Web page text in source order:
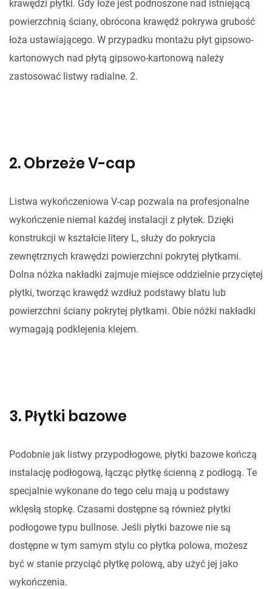
krawędzi płytki. Gdy łoże jest podnoszone nad istniejącą
powierzchnią ściany, obrócona krawędź pokrywa grubość
łoża ustawiającego. W przypadku montażu płyt gipsowo-
kartonowych nad płytą gipsowo-kartonową należy
zastosować listwy radialne. 2.
2. Obrzeże V-cap
Listwa wykończeniowa V-cap pozwala na profesjonalne
wykończenie niemal każdej instalacji z płytek. Dzięki
konstrukcji w kształcie litery L, służy do pokrycia
zewnętrznych krawędzi powierzchni pokrytej płytkami.
Dolna nóżka nakładki zajmuje miejsce oddzielnie przyciętej
płytki, tworząc krawędź wzdłuż podstawy blatu lub
powierzchni ściany pokrytej płytkami. Obie nóżki nakładki
wymagają podklejenia klejem.
3. Płytki bazowe
Podobnie jak listwy przypodłogowe, płytki bazowe kończą
instalację podłogową, łącząc płytkę ścienną z podłogą. Te
specjalnie wykonane do tego celu mają u podstawy
wklęsłą stopkę. Czasami dostępne są również płytki
podłogowe typu bullnose. Jeśli płytki bazowe nie są
dostępne w tym samym stylu co płytka polowa, możesz
być w stanie przyciąć płytkę polową, aby użyć jej jako
wykończenia.